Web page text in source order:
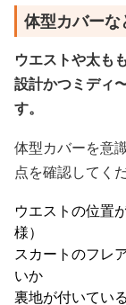
体型カバー
ウエストや太も
設計かつミディ
す。
体型カバーを意
点を確認してく
ウエストの位置
様）
スカートのフレ
いか
裏地が付いてい